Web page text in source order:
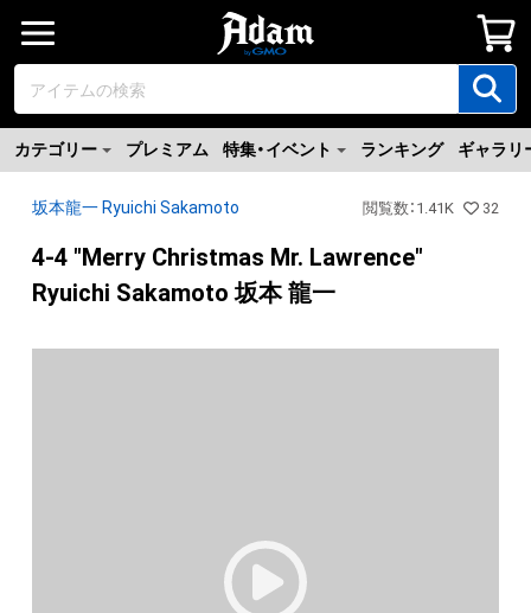
カテゴリー プレミアム 特集・イベント ランキング ギャラリ
坂本龍一 Ryuichi Sakamoto 閲覧数 ： 1.41K 32
4-4 "Merry Christmas Mr. Lawrence"
Ryuichi Sakamoto 坂本 龍一